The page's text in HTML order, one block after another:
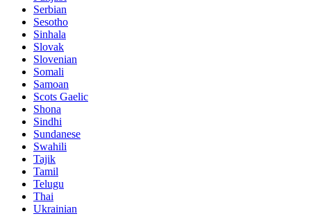
Serbian
Sesotho
Sinhala
Slovak
Slovenian
Somali
Samoan
Scots Gaelic
Shona
Sindhi
Sundanese
Swahili
Tajik
Tamil
Telugu
Thai
Ukrainian